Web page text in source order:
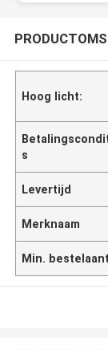
Hoog licht:
s
Levertijd
Merknaam
Min.